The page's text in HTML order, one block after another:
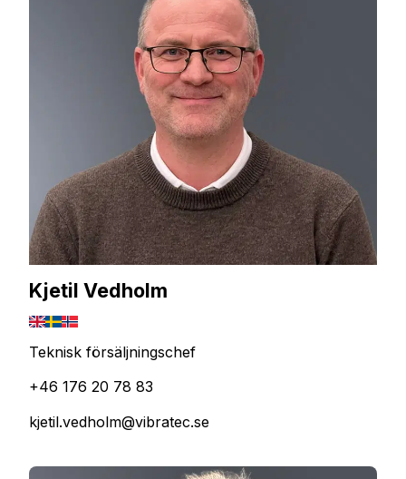
Kjetil Vedholm
Teknisk försäljningschef
+46 176 20 78 83
kjetil.vedholm@vibratec.se